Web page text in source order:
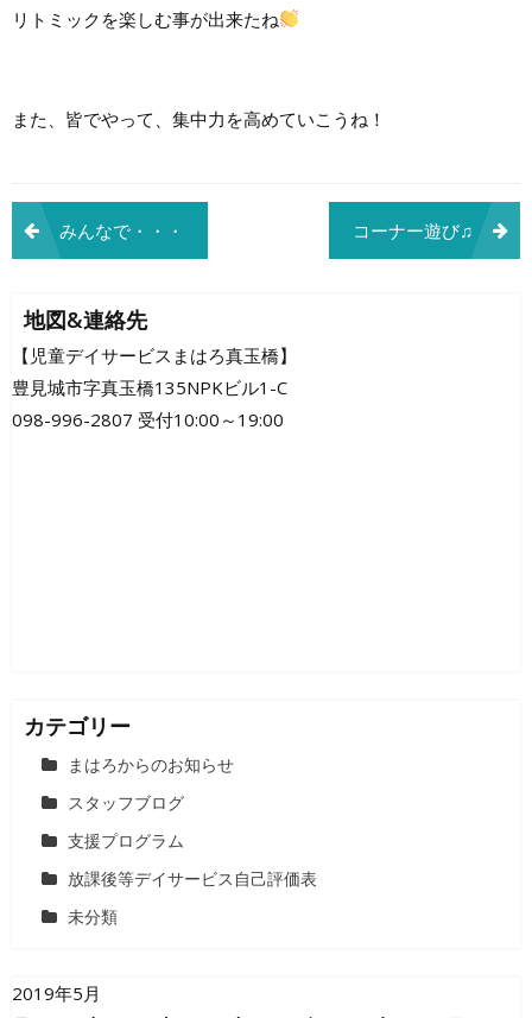
リトミックを楽しむ事が出来たね
また、皆でやって、集中力を高めていこうね！
投
稿
ナ
ビ
ゲ
みんなで・・・ コーナー遊び♫
地図&連絡先
【児童デイサービスまはろ真玉橋】
豊見城市字真玉橋135NPKビル1-C
098-996-2807 受付10:00～19:00
カテゴリー
まはろからのお知らせ
スタッフブログ
支援プログラム
放課後等デイサービス自己評価表
未分類
2019年5月